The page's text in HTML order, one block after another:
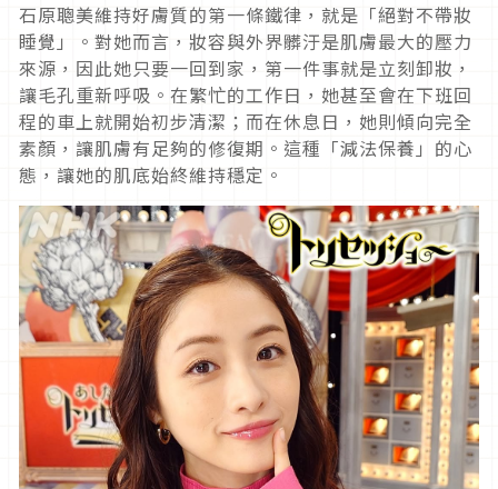
石原聰美維持好膚質的第一條鐵律，就是「絕對不帶妝
睡覺」。對她而言，妝容與外界髒汙是肌膚最大的壓力
來源，因此她只要一回到家，第一件事就是立刻卸妝，
讓毛孔重新呼吸。在繁忙的工作日，她甚至會在下班回
程的車上就開始初步清潔；而在休息日，她則傾向完全
素顏，讓肌膚有足夠的修復期。這種「減法保養」的心
態，讓她的肌底始終維持穩定。